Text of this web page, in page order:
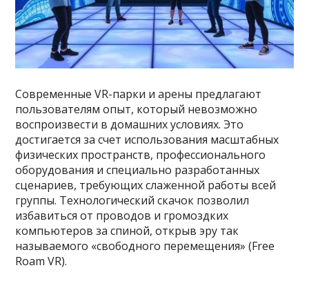
Современные VR-парки и арены предлагают
пользователям опыт, который невозможно
воспроизвести в домашних условиях. Это
достигается за счет использования масштабных
физических пространств, профессионального
оборудования и специально разработанных
сценариев, требующих слаженной работы всей
группы. Технологический скачок позволил
избавиться от проводов и громоздких
компьютеров за спиной, открыв эру так
называемого «свободного перемещения» (Free
Roam VR).